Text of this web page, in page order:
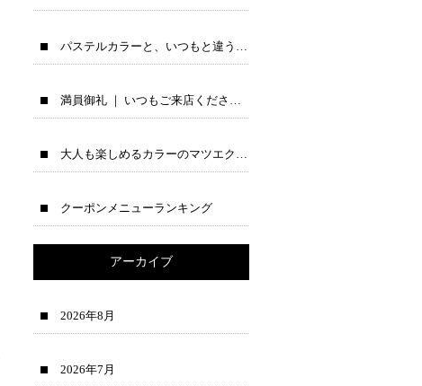
パステルカラーと、いつもと違う夜テンションの一人語りブログ
満員御礼 ｜ いつもご来店くださる皆様へ♪
大人も楽しめるカラーのマツエクのご紹介
クーポンメニューランキング
アーカイブ
2026年8月
2026年7月